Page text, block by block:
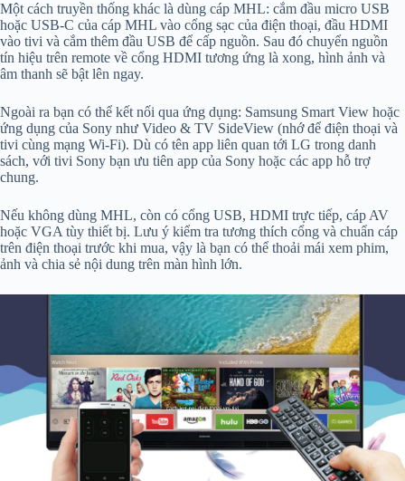
Một cách truyền thống khác là dùng cáp MHL: cắm đầu micro USB
hoặc USB-C của cáp MHL vào cổng sạc của điện thoại, đầu HDMI
vào tivi và cắm thêm đầu USB để cấp nguồn. Sau đó chuyển nguồn
tín hiệu trên remote về cổng HDMI tương ứng là xong, hình ảnh và
âm thanh sẽ bật lên ngay.
Ngoài ra bạn có thể kết nối qua ứng dụng: Samsung Smart View hoặc
ứng dụng của Sony như Video & TV SideView (nhớ để điện thoại và
tivi cùng mạng Wi‑Fi). Dù có tên app liên quan tới LG trong danh
sách, với tivi Sony bạn ưu tiên app của Sony hoặc các app hỗ trợ
chung.
Nếu không dùng MHL, còn có cổng USB, HDMI trực tiếp, cáp AV
hoặc VGA tùy thiết bị. Lưu ý kiểm tra tương thích cổng và chuẩn cáp
trên điện thoại trước khi mua, vậy là bạn có thể thoải mái xem phim,
ảnh và chia sẻ nội dung trên màn hình lớn.